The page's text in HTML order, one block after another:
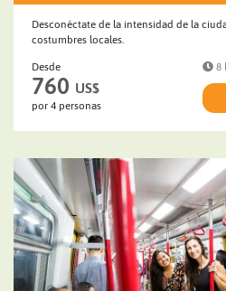
Desconéctate de la intensidad de la
costumbres locales.
Desde
760 US$
por 4 personas
8